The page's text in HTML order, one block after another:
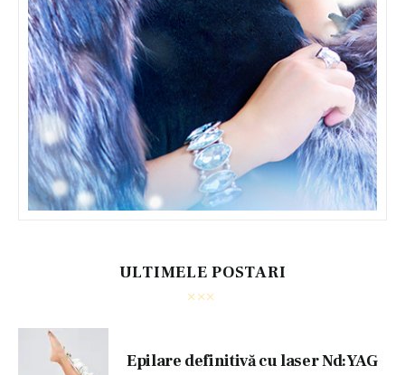
ULTIMELE POSTARI
Epilare definitivă cu laser Nd:YAG